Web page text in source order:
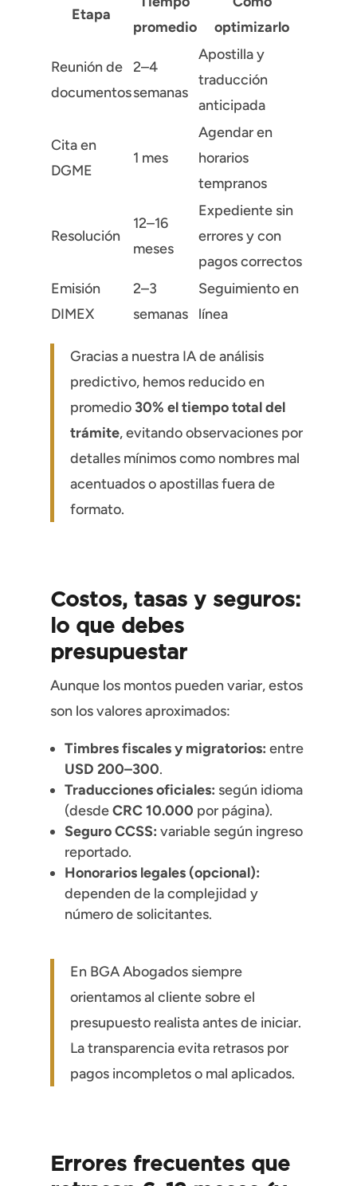
Etapa
promedio
optimizarlo
Reunión de
documentos
2–4
semanas
Apostilla y
traducción
anticipada
Cita en
DGME
1 mes
Agendar en
horarios
tempranos
Resolución
12–16
meses
Expediente sin
errores y con
pagos correctos
Emisión
DIMEX
2–3
semanas
Seguimiento en
línea
Gracias a nuestra IA de análisis
predictivo, hemos reducido en
promedio 30% el tiempo total del
trámite, evitando observaciones por
detalles mínimos como nombres mal
acentuados o apostillas fuera de
formato.
Costos, tasas y seguros:
lo que debes
presupuestar
Aunque los montos pueden variar, estos
son los valores aproximados:
Timbres fiscales y migratorios: entre
USD 200–300.
Traducciones oficiales: según idioma
(desdeCRC 10.000 por página).
Seguro CCSS: variable según ingreso
reportado.
Honorarios legales (opcional):
dependen de la complejidad y
número de solicitantes.
En BGA Abogados siempre
orientamos al cliente sobre el
presupuesto realista antes de iniciar.
La transparencia evita retrasos por
pagos incompletos o mal aplicados.
Errores frecuentes que